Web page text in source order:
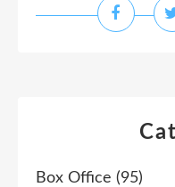
Box Office (95)